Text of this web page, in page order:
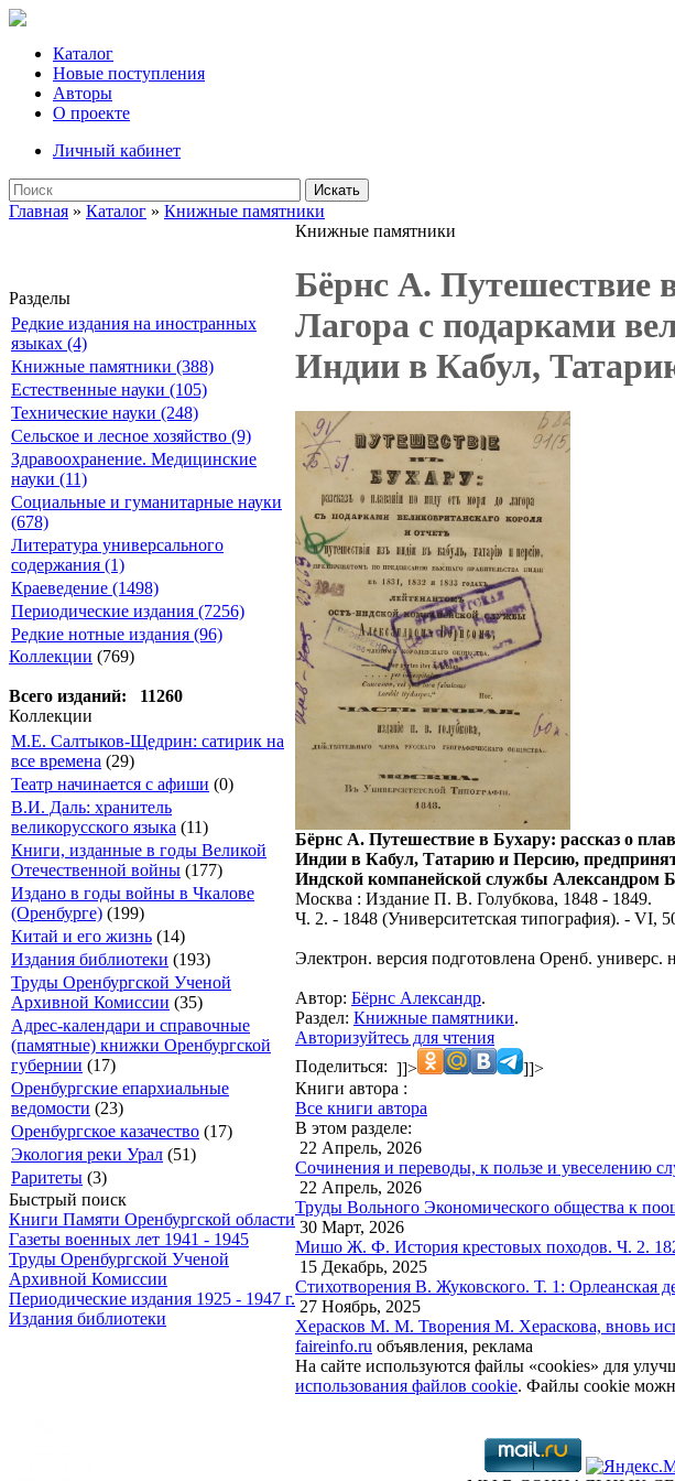
Каталог
Новые поступления
Авторы
О проекте
Личный кабинет
Искать
Главная » Каталог » Книжные памятники
Разделы
Редкие издания на иностранных
языках (4)
Книжные памятники (388)
Естественные науки (105)
Технические науки (248)
Сельское и лесное хозяйство (9)
Здравоохранение. Медицинские
науки (11)
Социальные и гуманитарные науки
(678)
Литература универсального
содержания (1)
Краеведение (1498)
Периодические издания (7256)
Редкие нотные издания (96)
Коллекции (769)
Всего изданий: 11260
Коллекции
М.Е. Салтыков-Щедрин: сатирик на
все времена (29)
Театр начинается с афиши (0)
В.И. Даль: хранитель
великорусского языка (11)
Книги, изданные в годы Великой
Отечественной войны (177)
Издано в годы войны в Чкалове
(Оренбурге) (199)
Китай и его жизнь (14)
Издания библиотеки (193)
Труды Оренбургской Ученой
Архивной Комиссии (35)
Адрес-календари и справочные
(памятные) книжки Оренбургской
губернии (17)
Оренбургские епархиальные
ведомости (23)
Оренбургское казачество (17)
Экология реки Урал (51)
Раритеты (3)
Быстрый поиск
Книги Памяти Оренбургской области
Газеты военных лет 1941 - 1945
Труды Оренбургской Ученой
Архивной Комиссии
Периодические издания 1925 - 1947 г.
Издания библиотеки
Книжные памятники
Бёрнс А. Путешествие
Лагора с подарками
Индии в Кабул,
Бёрнс А. Путешествие в Бухару: рассказ о
Индии в Кабул, Татарию и Персию,
Индской компанейской службы Александром
Москва : Издание П. В. Голубкова, 1848 - 1849.
Ч. 2. - 1848 (Университетская типография). - VI,
Электрон. версия подготовлена Оренб.
Автор: Бёрнс Александр.
Раздел: Книжные памятники.
Авторизуйтесь для чтения
Поделиться: ]]>
]]>
Книги автора :
Все книги автора
В этом разделе:
22 Апрель, 2026
Сочинения и переводы, к пользе и увеселению
22 Апрель, 2026
Труды Вольного Экономического общества к
30 Март, 2026
Мишо Ж. Ф. История крестовых походов. Ч. 2.
15 Декабрь, 2025
Стихотворения В. Жуковского. Т. 1: Орлеанская
27 Ноябрь, 2025
Херасков М. М. Творения М. Хераскова, вновь
faireinfo.ru объявления, реклама
На сайте используются файлы «cookies» для
использования файлов cookie. Файлы cookie